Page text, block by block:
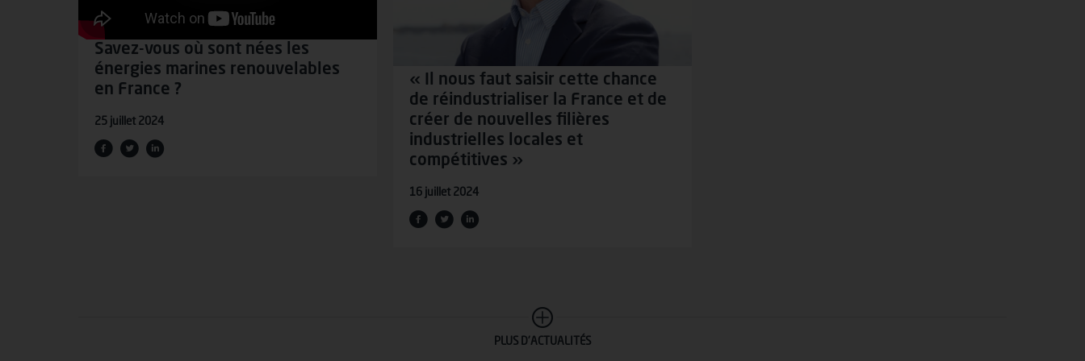
Savez-vous où sont nées les
énergies marines renouvelables
en France ?
25 juillet 2024
« Il nous faut saisir cette chance
de réindustrialiser la France et de
créer de nouvelles filières
industrielles locales et
compétitives »
16 juillet 2024
PLUS D'ACTUALITÉS